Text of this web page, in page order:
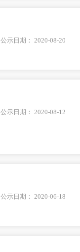
公示日期： 2020-08-20
公示日期： 2020-08-12
公示日期： 2020-06-18